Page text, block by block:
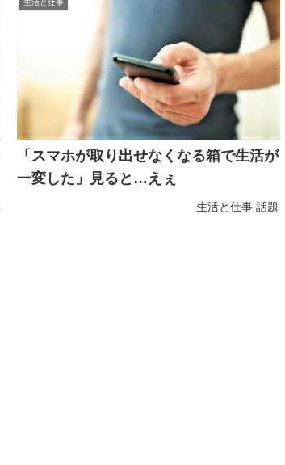
生活と仕事
「スマホが取り出せなくなる箱で生活が
一変した」見ると…えぇ
生活と仕事 話題